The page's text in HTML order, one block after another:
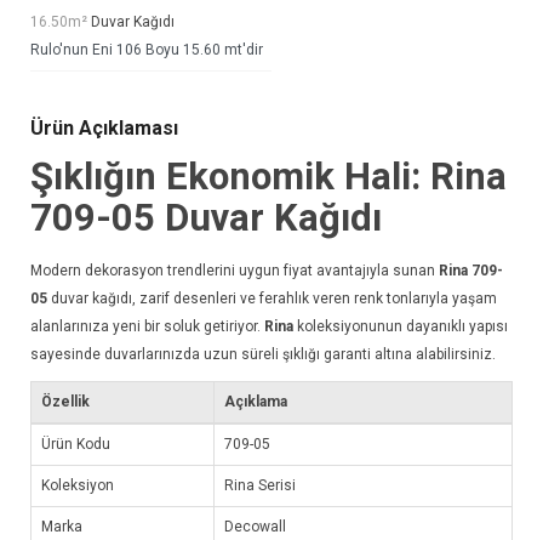
16.50m² Duvar Kağıdı
Rulo'nun Eni 106 Boyu 15.60 mt'dir
Ürün Açıklaması
Şıklığın Ekonomik Hali: Rina
709-05 Duvar Kağıdı
Modern dekorasyon trendlerini uygun fiyat avantajıyla sunan Rina 709-
05 duvar kağıdı , zarif desenleri ve ferahlık veren renk tonlarıyla yaşam
alanlarınıza yeni bir soluk getiriyor. Rina koleksiyonunun dayanıklı yapısı
sayesinde duvarlarınızda uzun süreli şıklığı garanti altına alabilirsiniz.
Özellik Açıklama
Ürün Kodu 709-05
Koleksiyon Rina Serisi
Marka Decowall